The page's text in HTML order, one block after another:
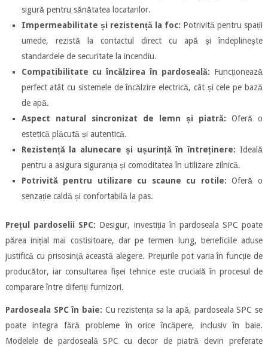
sigură pentru sănătatea locatarilor.
Impermeabilitate și rezistență la foc: Potrivită pentru spații
umede, rezistă la contactul direct cu apă și îndeplinește
standardele de securitate la incendiu.
Compatibilitate cu încălzirea în pardoseală: Funcționează
perfect atât cu sistemele de încălzire electrică, cât și cele pe bază
de apă.
Aspect natural sincronizat de lemn și piatră: Oferă o
estetică plăcută și autentică.
Rezistență la alunecare și ușurință în întreținere: Ideală
pentru a asigura siguranța și comoditatea în utilizare zilnică.
Potrivită pentru utilizare cu scaune cu rotile: Oferă o
senzație caldă și confortabilă la pas.
Prețul pardoselii SPC: Desigur, investiția în pardoseala SPC poate
părea inițial mai costisitoare, dar pe termen lung, beneficiile aduse
justifică cu prisosință această alegere. Prețurile pot varia în funcție de
producător, iar consultarea fișei tehnice este crucială în procesul de
comparare între diferiți furnizori.
Pardoseala SPC în baie: Cu rezistența sa la apă, pardoseala SPC se
poate integra fără probleme în orice încăpere, inclusiv în baie.
Modelele de pardoseală SPC cu decor de piatră devin preferate